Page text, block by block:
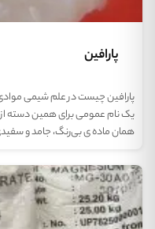
پارافین
پارافین چیست در علم شیمی موادی
یک نام عمومی برای همین دسته
همان ماده‌ ی بی‌رنگ، جامد و